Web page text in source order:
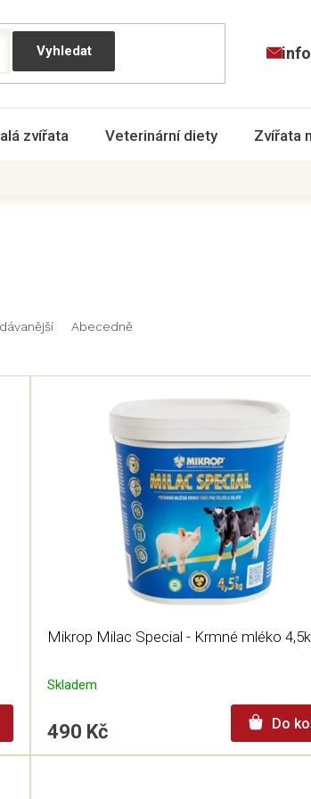
zvířata Veterinární diety Zvířata
Abecedně
Mikrop Milac Special - Krmné mléko
Skladem
490 Kč Do